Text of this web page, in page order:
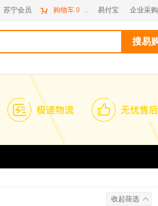
苏宁会员  购物车 0  易付宝 企业采购
收起筛选